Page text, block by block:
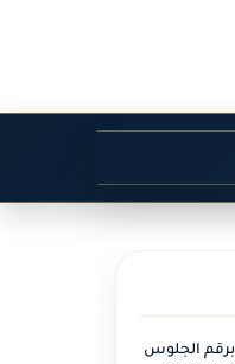
نتيجة الثانوية العامة 2026 برقم الجلوس